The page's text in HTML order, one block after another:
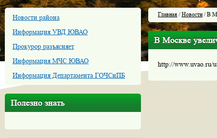
Новости района
Информация УВД ЮВАО
Прокурор разъясняет
Информация МЧС ЮВАО
Информация Департамента ГОЧСиПБ
Полезно знать
Главная /Новости/ В
В Москве
http://www.uvao.ru/